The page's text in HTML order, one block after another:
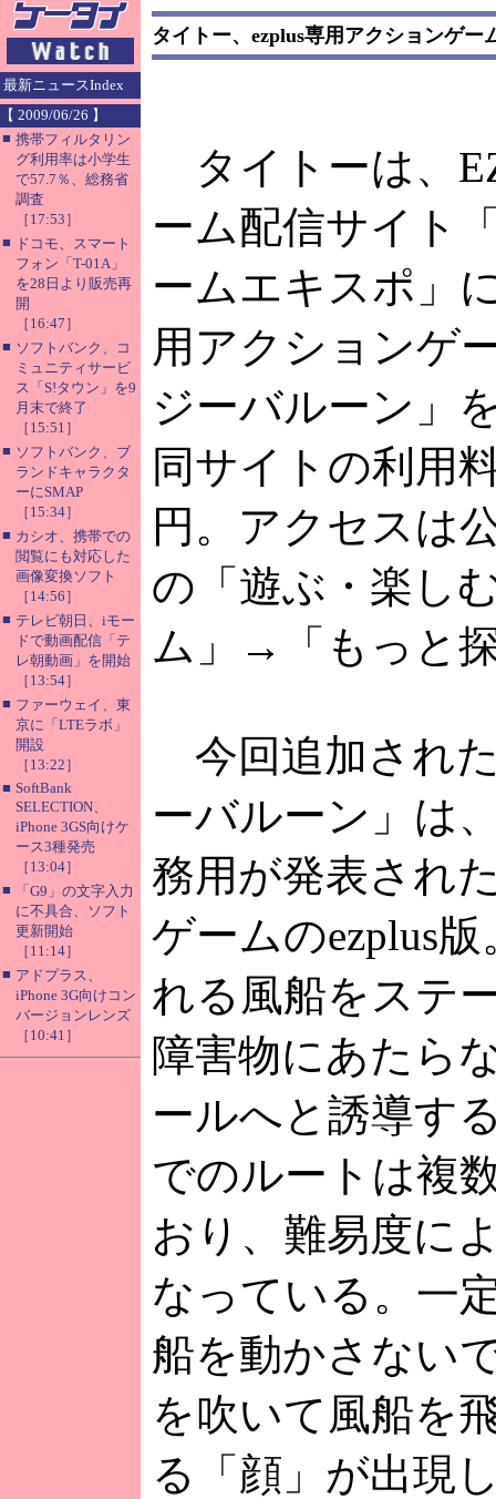
最新ニュースIndex
【 2009/06/26 】
■ 携帯フィルタリン
グ利用率は小学生
で57.7％、総務省
調査
［17:53］
■ ドコモ、スマート
フォン「T-01A」
を28日より販売再
開
［16:47］
■ ソフトバンク、コ
ミュニティサービ
ス「S!タウン」を9
月末で終了
［15:51］
■ ソフトバンク、ブ
ランドキャラクタ
ーにSMAP
［15:34］
■ カシオ、携帯での
閲覧にも対応した
画像変換ソフト
［14:56］
■ テレビ朝日、iモー
ドで動画配信「テ
レ朝動画」を開始
［13:54］
■ ファーウェイ、東
京に「LTEラボ」
開設
［13:22］
■ SoftBank
SELECTION、
iPhone 3GS向けケ
ース3種発売
［13:04］
■
「G9」の文字入力
に不具合、ソフト
更新開始
［11:14］
■ アドプラス、
iPhone 3G向けコン
バージョンレンズ
［10:41］
タイトー、ezplus専用アクションゲー
タイトーは、
ーム配信サイト
ームエキスポ」
用アクションゲ
ジーバルーン」
同サイトの利用
円。アクセスは
の「遊ぶ・楽し
ム」→「もっと
今回追加され
ーバルーン」は
務用が発表され
ゲームのezplus
れる風船をステ
障害物にあたら
ールへと誘導す
でのルートは複
おり、難易度に
なっている。一
船を動かさない
を吹いて風船を
る「顔」が出現